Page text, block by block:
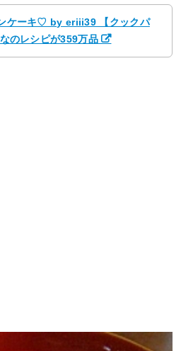
ケーキ♡ by eriii39 【クックパ
のレシピが359万品